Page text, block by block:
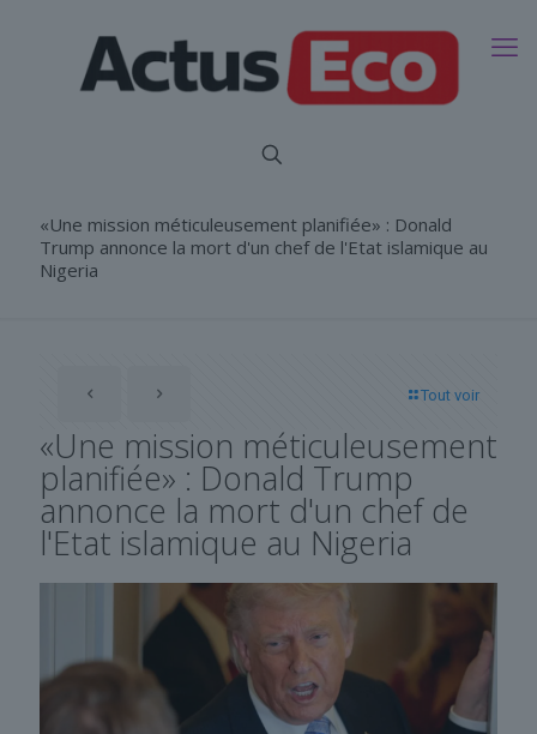
«Une mission méticuleusement planifiée» : Donald
Trump annonce la mort d'un chef de l'Etat islamique au
Nigeria
Tout voir
«Une mission méticuleusement
planifiée» : Donald Trump
annonce la mort d'un chef de
l'Etat islamique au Nigeria